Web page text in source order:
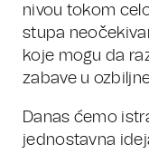
nivou tokom
stupa
koje mogu da
zabave u
Danas ćemo
jednostavna